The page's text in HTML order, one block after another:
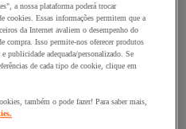
com fios
a nossa plataforma poderá trocar
cookies. Essas informações permitem que a
da Internet avaliem o desempenho do
compra. Isso permite-nos oferecer produtos
e publicidade adequada/personalizado. Se
de cada tipo de cookie, clique em
também o pode fazer! Para saber mais,